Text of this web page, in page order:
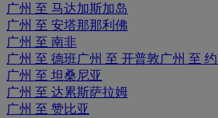
广州 至 马达加斯加岛
广州 至 安塔那那利佛
广州 至 南非
广州 至 德班广州 至 开普敦广州 至
广州 至 坦桑尼亚
广州 至 达累斯萨拉姆
广州 至 赞比亚